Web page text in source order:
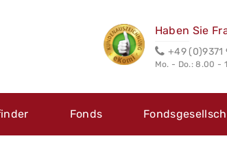
Haben Sie
+49
Mo. - Do.: 8.00 -
Fonds